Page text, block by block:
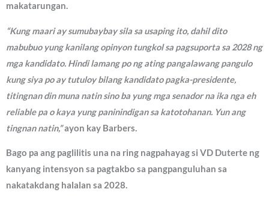
makatarungan.
“Kung maari ay sumubaybay sila sa usaping ito, dahil dito
mabubuo yung kanilang opinyon tungkol sa pagsuporta sa 2028 ng
mga kandidato. Hindi lamang po ng ating pangalawang pangulo
kung siya po ay tutuloy bilang kandidato pagka-presidente,
titingnan din muna natin sino ba yung mga senador na ika nga eh
reliable pa o kaya yung paninindigan sa katotohanan. Yun ang
tingnan natin,”ayon kay Barbers.
Bago pa ang paglilitis una na ring nagpahayag si VD Duterte ng
kanyang intensyon sa pagtakbo sa pangpanguluhan sa
nakatakdang halalan sa 2028.